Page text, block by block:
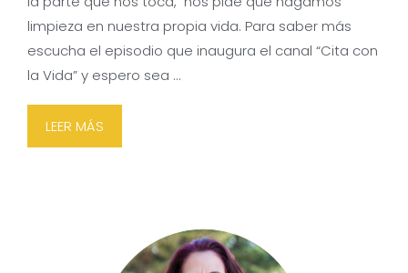
limpieza en nuestra propia vida. Para saber más
escucha el episodio que inaugura el canal “Cita con
la Vida” y espero sea …
LEER MÁS